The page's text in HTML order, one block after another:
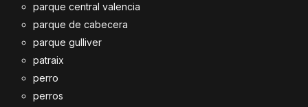
parque central valencia
parque de cabecera
parque gulliver
patraix
perro
perros